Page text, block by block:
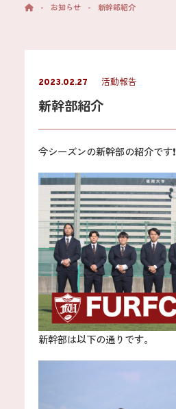
- お知らせ - 新幹部紹介
2023.02.27 活動報告
新幹部紹介
今シーズンの新幹部の紹介です❗️
新幹部は以下の通りです。